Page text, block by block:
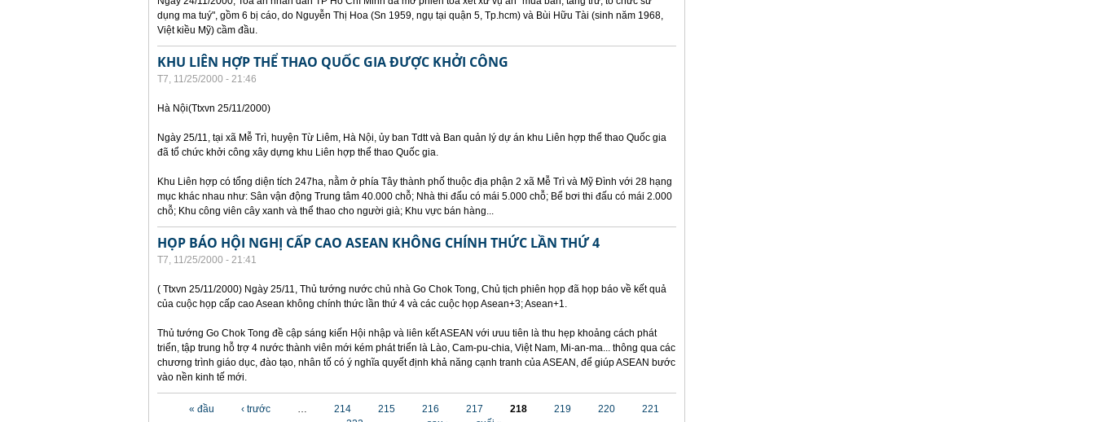
dụng ma tuý", gồm 6 bị cáo, do Nguyễn Thị Hoa (Sn 1959, ngụ tại quận 5, Tp.hcm) và Bùi Hữu Tài (sinh năm 1968,
Việt kiều Mỹ) cầm đầu.
KHU LIÊN HỢP THỂ THAO QUỐC GIA ĐƯỢC KHỞI CÔNG
T7, 11/25/2000 - 21:46
Hà Nội(Ttxvn 25/11/2000)
Ngày 25/11, tại xã Mễ Trì, huyện Từ Liêm, Hà Nội, ủy ban Tdtt và Ban quản lý dự án khu Liên hợp thể thao Quốc gia
đã tổ chức khởi công xây dựng khu Liên hợp thể thao Quốc gia.
Khu Liên hợp có tổng diện tích 247ha, nằm ở phía Tây thành phố thuộc địa phận 2 xã Mễ Trì và Mỹ Đình với 28 hạng
mục khác nhau như: Sân vận động Trung tâm 40.000 chỗ; Nhà thi đấu có mái 5.000 chỗ; Bể bơi thi đấu có mái 2.000
chỗ; Khu công viên cây xanh và thể thao cho người già; Khu vực bán hàng...
HỌP BÁO HỘI NGHỊ CẤP CAO ASEAN KHÔNG CHÍNH THỨC LẦN THỨ 4
T7, 11/25/2000 - 21:41
( Ttxvn 25/11/2000) Ngày 25/11, Thủ tướng nước chủ nhà Go Chok Tong, Chủ tịch phiên họp đã họp báo về kết quả
của cuộc họp cấp cao Asean không chính thức lần thứ 4 và các cuộc họp Asean+3; Asean+1.
Thủ tướng Go Chok Tong đề cập sáng kiến Hội nhập và liên kết ASEAN với ưuu tiên là thu hẹp khoảng cách phát
triển, tập trung hỗ trợ 4 nước thành viên mới kém phát triển là Lào, Cam-pu-chia, Việt Nam, Mi-an-ma... thông qua các
chương trình giáo dục, đào tạo, nhân tố có ý nghĩa quyết định khả năng cạnh tranh của ASEAN, để giúp ASEAN bước
vào nền kinh tế mới.
« đầu ‹ trước … 214 215 216 217 218 219 220
221